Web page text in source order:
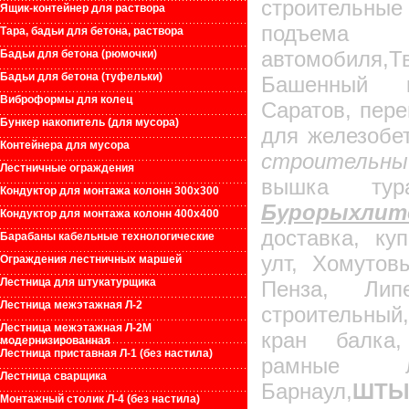
Ящик-контейнер для раствора
Тара, бадьи для бетона, раствора
Бадьи для бетона (рюмочки)
Бадьи для бетона (туфельки)
Виброформы для колец
Бункер накопитель (для мусора)
Контейнера для мусора
Лестничные ограждения
Кондуктор для монтажа колонн 300х300
Кондуктор для монтажа колонн 400х400
Барабаны кабельные технологические
Ограждения лестничных маршей
Лестница для штукатурщика
Лестница межэтажная Л-2
Лестница межэтажная Л-2М
модернизированная
Лестница приставная Л-1 (без настила)
Лестница сварщика
Монтажный столик Л-4 (без настила)
Башенный
Саратов,
для
вышка
доставка,
улт,
Пенза,
кран
рамные
Барнаул,